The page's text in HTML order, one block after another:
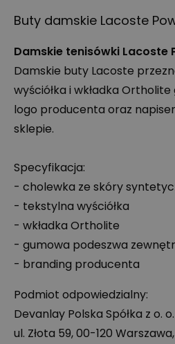
Buty damskie Lacoste
Damskie tenisówki Lacoste
Damskie buty Lacoste
wyściółka i wkładka
logo producenta oraz
sklepie.
Specyfikacja:
- cholewka ze skóry
- tekstylna wyściółka
- wkładka Ortholite
- gumowa podeszwa
- branding producenta
Podmiot odpowiedzialny:
Devanlay Polska Spółka z o. o.
ul. Złota 59, 00-120